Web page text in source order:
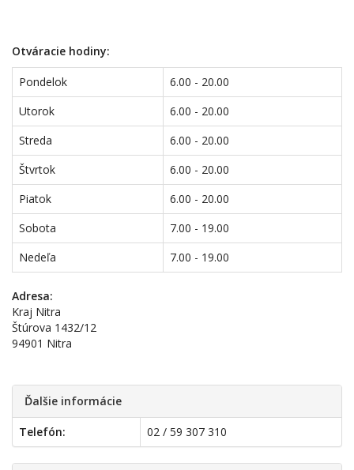
Otváracie hodiny:
Pondelok
6.00 - 20.00
Utorok
6.00 - 20.00
Streda
6.00 - 20.00
Štvrtok
6.00 - 20.00
Piatok
6.00 - 20.00
Sobota
7.00 - 19.00
Nedeľa
7.00 - 19.00
Adresa:
Kraj Nitra
Štúrova 1432/12
94901 Nitra
Ďalšie informácie
Telefón: 02 / 59 307 310